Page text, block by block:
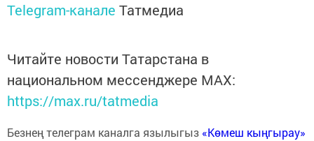
Telegram-канале Татмедиа
Читайте новости Татарстана в
национальном мессенджере MАХ:
https://max.ru/tatmedia
Безнең телеграм каналга язылыгыз «Көмеш кыңгырау»